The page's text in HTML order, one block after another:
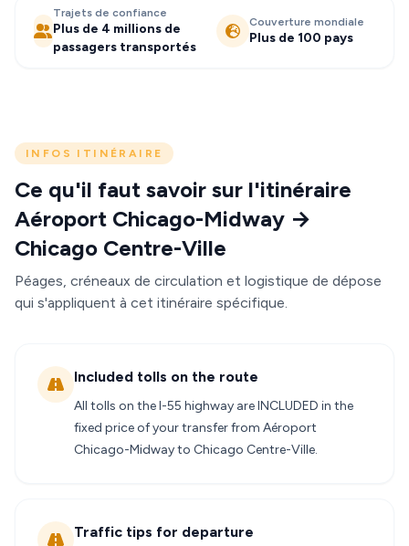
Trajets de confiance
Plus de 4 millions de
passagers transportés
Couverture mondiale
Plus de 100 pays
INFOS ITINÉRAIRE
Ce qu'il faut savoir sur l'itinéraire
Aéroport Chicago-Midway →
Chicago Centre-Ville
Péages, créneaux de circulation et logistique de dépose
qui s'appliquent à cet itinéraire spécifique.
Included tolls on the route
All tolls on the I-55 highway are INCLUDED in the
fixed price of your transfer from Aéroport
Chicago-Midway to Chicago Centre-Ville.
Traffic tips for departure